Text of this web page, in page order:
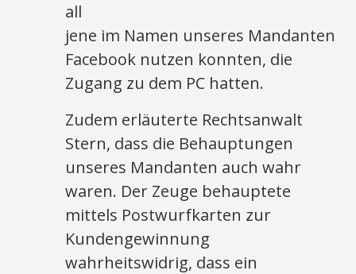
all
jene im Namen unseres Mandanten
Facebook nutzen konnten, die
Zugang zu dem PC hatten.
Zudem erläuterte Rechtsanwalt
Stern, dass die Behauptungen
unseres Mandanten auch wahr
waren. Der Zeuge behauptete
mittels Postwurfkarten zur
Kundengewinnung
wahrheitswidrig, dass ein